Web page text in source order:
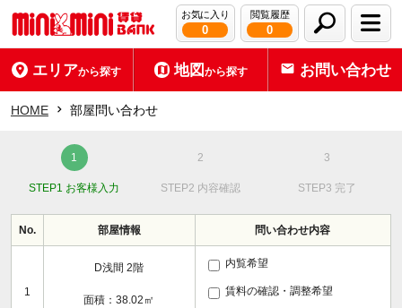
お気に入り
0
閲覧履歴
0
エリアから探す 地図から探す お問い合わせ
HOME 部屋問い合わせ
STEP1 お客様入力 STEP2 内容確認 STEP3 完了
No. 部屋情報 問い合わせ内容
1
D浅間 2階
面積：38.02㎡
内覧希望
賃料の確認・調整希望